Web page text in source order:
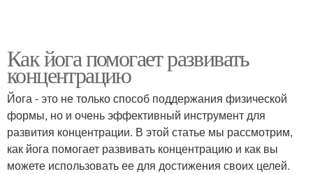
Как йога помогает развивать
концентрацию
Йога - это не только способ поддержания физической
формы, но и очень эффективный инструмент для
развития концентрации. В этой статье мы рассмотрим,
как йога помогает развивать концентрацию и как вы
можете использовать ее для достижения своих целей.